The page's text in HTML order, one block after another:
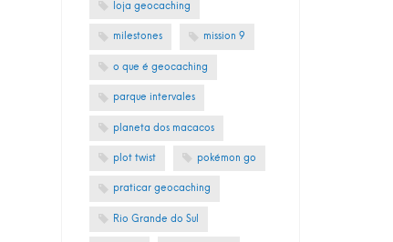
loja geocaching
milestones mission 9
o que é geocaching
parque intervales
planeta dos macacos
plot twist pokémon go
praticar geocaching
Rio Grande do Sul